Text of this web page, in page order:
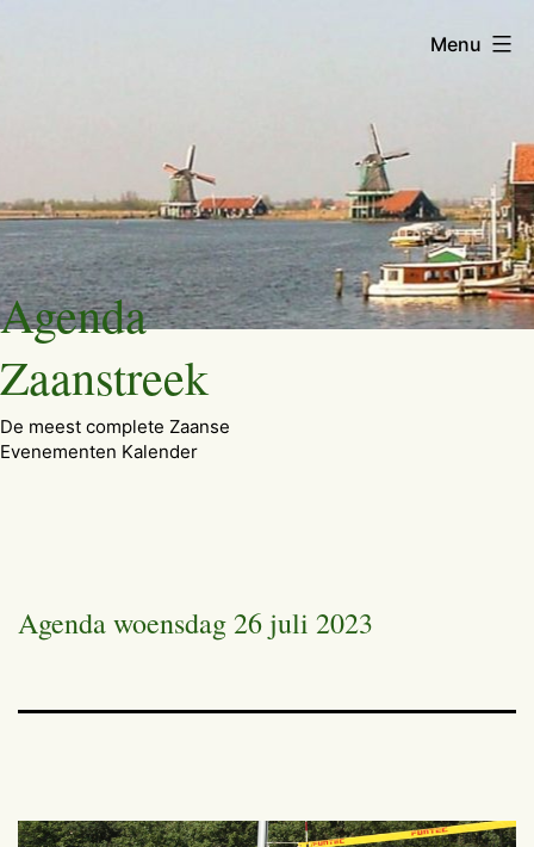
Ga
naar
de
inhoud
Agenda
Zaanstreek
De meest complete Zaanse
Evenementen Kalender
Menu
Agenda woensdag 26 juli 2023